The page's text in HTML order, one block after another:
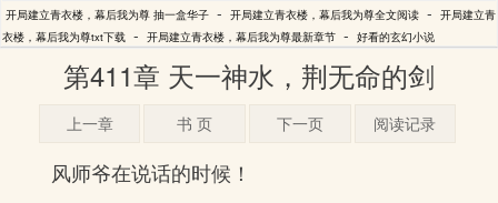
开局建立青衣楼，幕后我为尊 抽一盒华子 - 开局建立青衣楼，幕后我为尊全文阅读 - 开局建立青
衣楼，幕后我为尊txt下载 - 开局建立青衣楼，幕后我为尊最新章节 - 好看的玄幻小说
第411章 天一神水，荆无命的剑
上一章 书 页 下一页 阅读记录
风师爷在说话的时候！